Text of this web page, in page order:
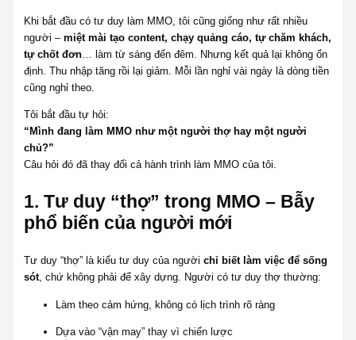
Khi bắt đầu có tư duy làm MMO, tôi cũng giống như rất nhiều
người –miệt mài tạo content, chạy quảng cáo, tự chăm khách,
tự chốt đơn … làm từ sáng đến đêm. Nhưng kết quả lại không ổn
định. Thu nhập tăng rồi lại giảm. Mỗi lần nghỉ vài ngày là dòng tiền
cũng nghỉ theo.
Tôi bắt đầu tự hỏi:
“Mình đang làm MMO như một người thợ hay một người
chủ?”
Câu hỏi đó đã thay đổi cả hành trình làm MMO của tôi.
1.Tư duy “thợ” trong MMO – Bẫy
phổ biến của người mới
Tư duy “thợ” là kiểu tư duy của ngườichỉ biết làm việc để sống
sót, chứ không phải để xây dựng. Người có tư duy thợ thường:
Làm theo cảm hứng, không có lịch trình rõ ràng
Dựa vào “vận may” thay vì chiến lược